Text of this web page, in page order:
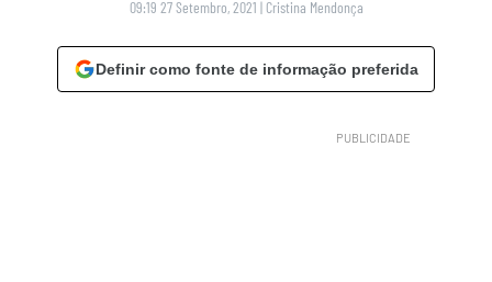
09:19 27 Setembro, 2021 | Cristina Mendonça
Definir como fonte de informação preferida